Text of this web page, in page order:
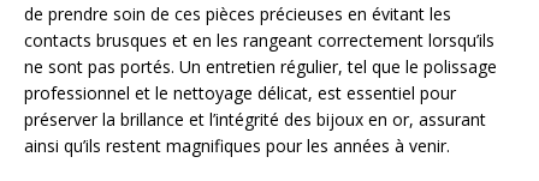
de prendre soin de ces pièces précieuses en évitant les
contacts brusques et en les rangeant correctement lorsqu’ils
ne sont pas portés. Un entretien régulier, tel que le polissage
professionnel et le nettoyage délicat, est essentiel pour
préserver la brillance et l’intégrité des bijoux en or, assurant
ainsi qu’ils restent magnifiques pour les années à venir.